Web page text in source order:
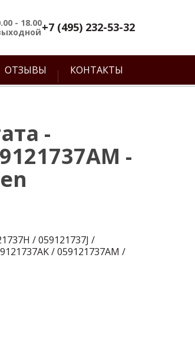
- 18.00+7 (495) 232-53-32
ОТЗЫВЫ КОНТАКТЫ
-
-
/ 059121737J /
/ 059121737AM /